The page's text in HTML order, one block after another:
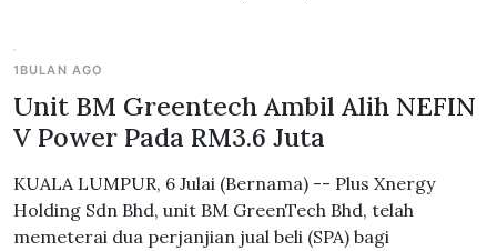
1BULAN AGO
Unit BM Greentech Ambil Alih NEFIN
V Power Pada RM3.6 Juta
KUALA LUMPUR, 6 Julai (Bernama) -- Plus Xnergy
Holding Sdn Bhd, unit BM GreenTech Bhd, telah
memeterai dua perjanjian jual beli (SPA) bagi